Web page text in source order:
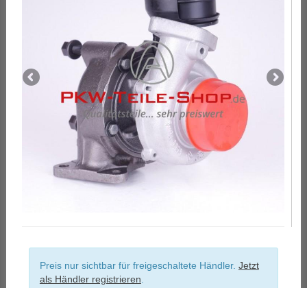
Preis nur sichtbar für freigeschaltete Händler. Jetzt
als Händler registrieren